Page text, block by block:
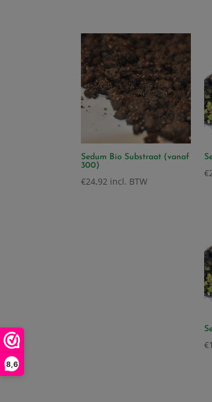
8,6
Sedum Bio Substraat (vanaf
300)
€24,92 incl. BTW
€
€